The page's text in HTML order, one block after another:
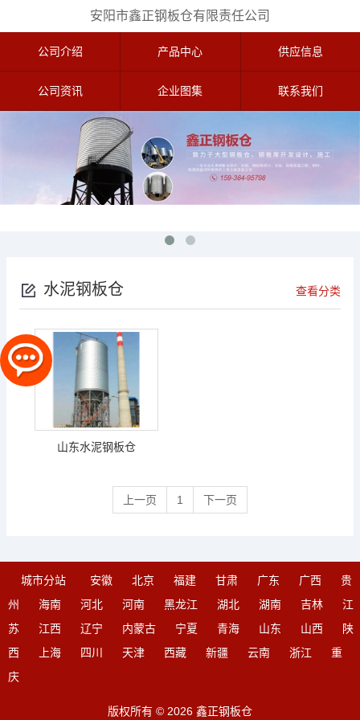
安阳市鑫正钢板仓有限责任公司
公司介绍 产品中心 供应信息
公司资讯 企业图集 联系我们
水泥钢板仓 查看分类
山东水泥钢板仓
上一页 1 下一页
城市分站 安徽 北京 福建 甘肃 广东 广西
贵
州
海南 河北 河南 黑龙江 湖北 湖南 吉林
江
苏
江西 辽宁 内蒙古 宁夏 青海 山东 山西
陕
西
上海 四川 天津 西藏 新疆 云南 浙江
重
庆
版权所有 © 2026 鑫正钢板仓